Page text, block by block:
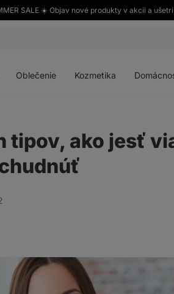
SALE ☀️ Objav nové produkty v akcii a
Oblečenie Kozmetika
tipov, ako jesť